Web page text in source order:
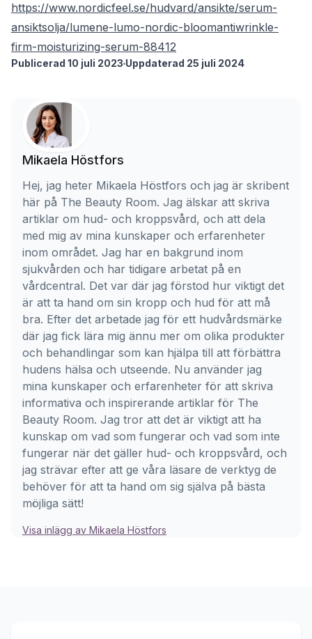
https://www.nordicfeel.se/hudvard/ansikte/serum-
ansiktsolja/lumene-lumo-nordic-bloomantiwrinkle-
firm-moisturizing-serum-88412
Publicerad 10 juli 2023 Uppdaterad 25 juli 2024
Mikaela Höstfors
Hej, jag heter Mikaela Höstfors och jag är skribent
här på The Beauty Room. Jag älskar att skriva
artiklar om hud- och kroppsvård, och att dela
med mig av mina kunskaper och erfarenheter
inom området. Jag har en bakgrund inom
sjukvården och har tidigare arbetat på en
vårdcentral. Det var där jag förstod hur viktigt det
är att ta hand om sin kropp och hud för att må
bra. Efter det arbetade jag för ett hudvårdsmärke
där jag fick lära mig ännu mer om olika produkter
och behandlingar som kan hjälpa till att förbättra
hudens hälsa och utseende. Nu använder jag
mina kunskaper och erfarenheter för att skriva
informativa och inspirerande artiklar för The
Beauty Room. Jag tror att det är viktigt att ha
kunskap om vad som fungerar och vad som inte
fungerar när det gäller hud- och kroppsvård, och
jag strävar efter att ge våra läsare de verktyg de
behöver för att ta hand om sig själva på bästa
möjliga sätt!
Visa inlägg av Mikaela Höstfors